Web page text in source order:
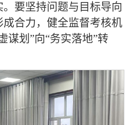
要坚持问题与目标导向
合力，健全监督考核机
谋划”向“务实落地”转